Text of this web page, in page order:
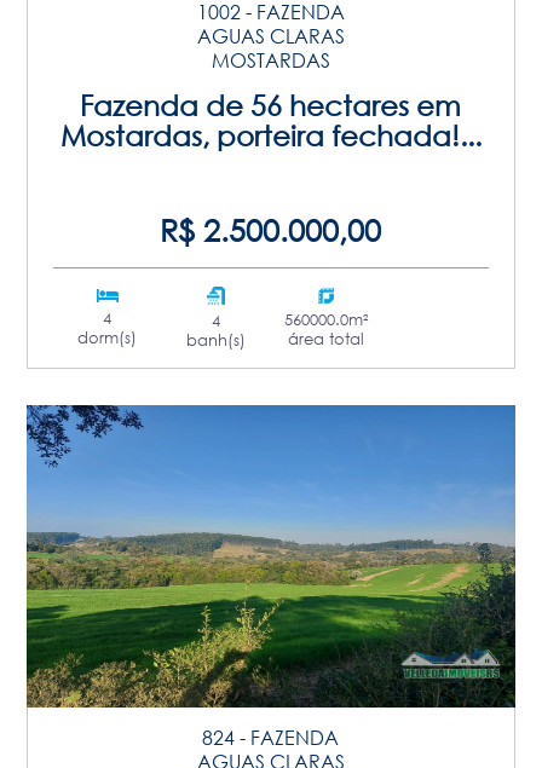
1002 - FAZENDA
AGUAS CLARAS
MOSTARDAS
Fazenda de 56 hectares em
Mostardas, porteira fechada!...
R$ 2.500.000,00
4
dorm(s)
4
banh(s)
560000.0m²
área total
824 - FAZENDA
AGUAS CLARAS